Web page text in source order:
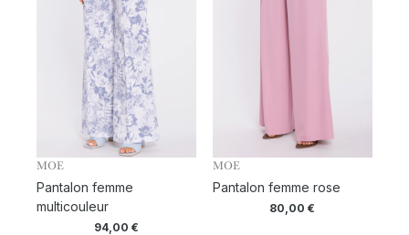
MOE
Pantalon femme
multicouleur
94,00€
MOE
Pantalon femme rose
80,00€